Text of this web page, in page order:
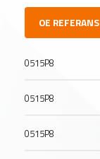
OE REFERANS
0515P8
0515P8
0515P8